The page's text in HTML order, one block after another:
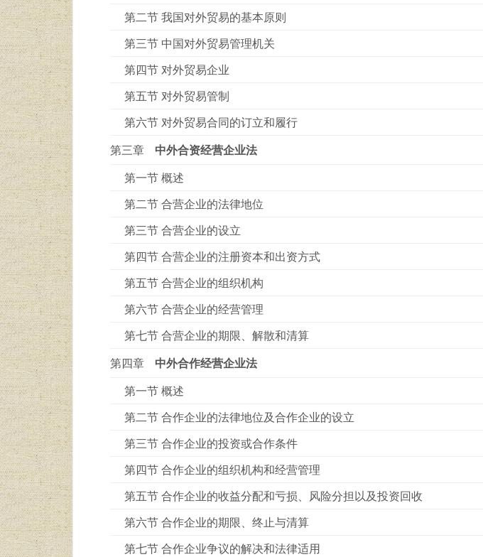
第二节 我国对外贸易的基本原则
第三节 中国对外贸易管理机关
第四节 对外贸易企业
第五节 对外贸易管制
第六节 对外贸易合同的订立和履行
第三章
中外合资经营企业法
第一节 概述
第二节 合营企业的法律地位
第三节 合营企业的设立
第四节 合营企业的注册资本和出资方式
第五节 合营企业的组织机构
第六节 合营企业的经营管理
第七节 合营企业的期限、解散和清算
第四章
中外合作经营企业法
第一节 概述
第二节 合作企业的法律地位及合作企业的设立
第三节 合作企业的投资或合作条件
第四节 合作企业的组织机构和经营管理
第五节 合作企业的收益分配和亏损、风险分担以及投资回收
第六节 合作企业的期限、终止与清算
第七节 合作企业争议的解决和法律适用